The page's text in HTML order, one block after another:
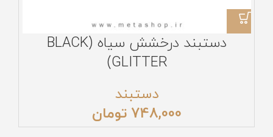
دستبند درخشش سیاه (BLACK
GLITTER)
دستبند
748,000 تومان